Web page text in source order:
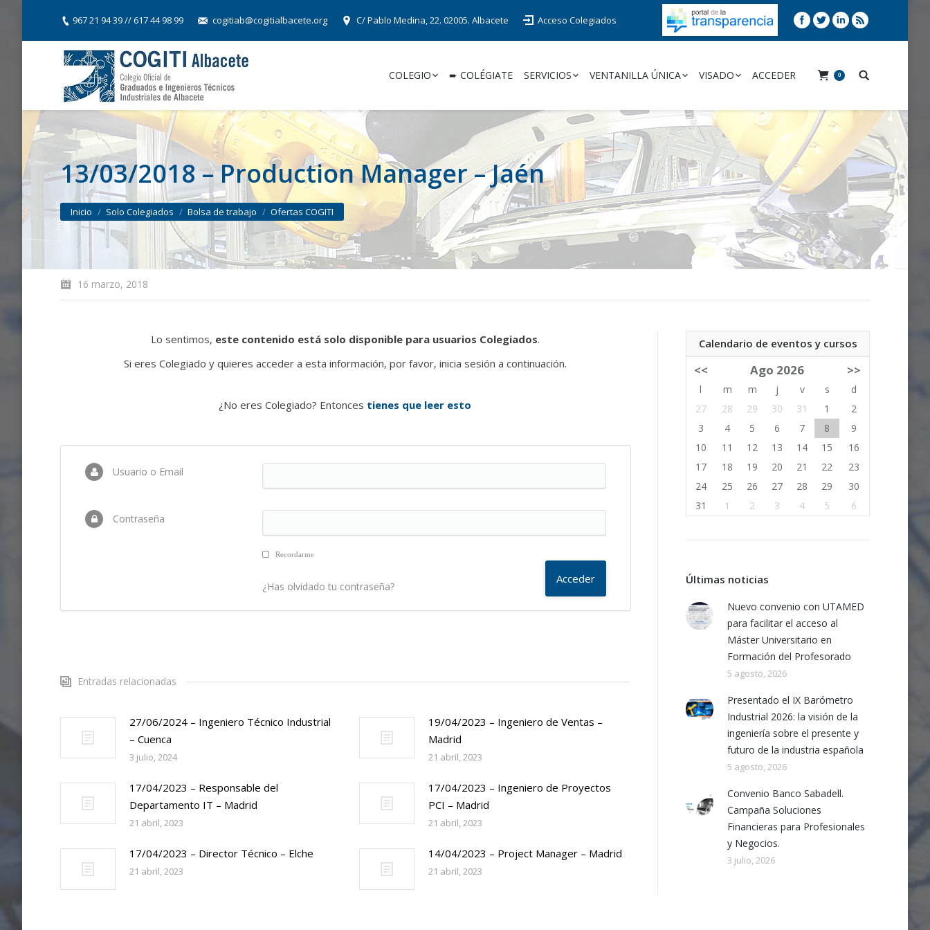
967 21 94 39 // 617 44 98 99 cogitiab@cogitialbacete.org C/ Pablo Medina, 22. 02005. Albacete Acceso Colegiados
COLEGIO ➨ COLÉGIATE SERVICIOS VENTANILLA ÚNICA VISADO ACCEDER 0
13/03/2018 – Production Manager – Jaén
You are here:
Inicio Solo Colegiados Bolsa de trabajo Ofertas COGITI
16 marzo, 2018
Lo sentimos, este contenido está solo disponible para usuarios Colegiados.
Si eres Colegiado y quieres acceder a esta información, por favor, inicia sesión a continuación.
¿No eres Colegiado? Entonces tienes que leer esto
Usuario o Email
Contraseña
Recordarme
¿Has olvidado tu contraseña?
Entradas relacionadas
27/06/2024 – Ingeniero Técnico Industrial
– Cuenca
3 julio, 2024
19/04/2023 – Ingeniero de Ventas –
Madrid
21 abril, 2023
17/04/2023 – Responsable del
Departamento IT – Madrid
21 abril, 2023
17/04/2023 – Ingeniero de Proyectos
PCI – Madrid
21 abril, 2023
17/04/2023 – Director Técnico – Elche
21 abril, 2023
14/04/2023 – Project Manager – Madrid
21 abril, 2023
Calendario de eventos y cursos
<< Ago 2026 >>
l m m j v s
d
27
28 29 30 31 1
2
3
4 5 6 7 8
9
10
11 12 13 14 15
16
17
18 19 20 21 22
23
24
25 26 27 28 29
30
31
1 2 3 4 5 6
Últimas noticias
Nuevo convenio con UTAMED
para facilitar el acceso al
Máster Universitario en
Formación del Profesorado
5 agosto, 2026
Presentado el IX Barómetro
Industrial 2026: la visión de la
ingeniería sobre el presente y
futuro de la industria española
5 agosto, 2026
Convenio Banco Sabadell.
Campaña Soluciones
Financieras para Profesionales
y Negocios.
3 julio, 2026